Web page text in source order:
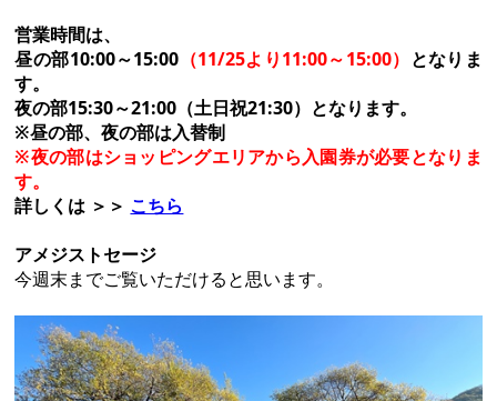
営業時間は、
昼の部10:00～15:00 （11/25より11:00～15:00） となりま
す。
夜の部15:30～21:00（土日祝21:30）となります。
※昼の部、夜の部は入替制
※夜の部はショッピングエリアから入園券が必要となりま
す。
詳しくは ＞＞ こちら
アメジストセージ
今週末までご覧いただけると思います。